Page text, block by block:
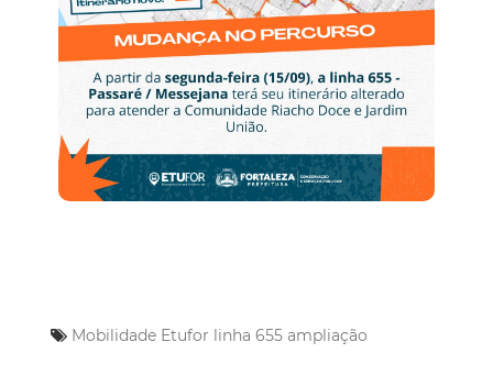
Mobilidade Etufor linha 655 ampliação